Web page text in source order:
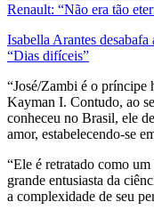
Renault: “Não era tão
Isabella Arantes
“Dias difíceis”
“José/Zambi é o príncipe
Kayman I. Contudo, ao
conheceu no Brasil, ele
amor, estabelecendo-se
“Ele é retratado como
grande entusiasta da
a complexidade de seu